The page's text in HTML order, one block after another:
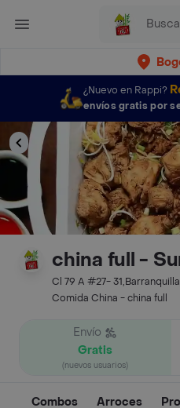
¿Nuevo en Rappi?
envíos gratis por
china full -
Cl 79 A #27-
Comida China - china full
Envío
Gratis
(nuevos usuarios)
Combos Arroces